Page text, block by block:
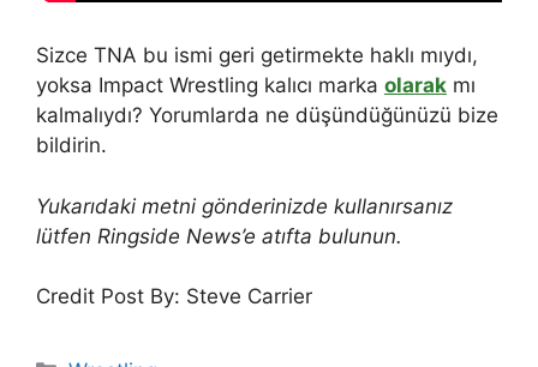
Sizce TNA bu ismi geri getirmekte haklı mıydı,
yoksa Impact Wrestling kalıcı marka olarak mı
kalmalıydı? Yorumlarda ne düşündüğünüzü bize
bildirin.
Yukarıdaki metni gönderinizde kullanırsanız
lütfen Ringside News’e atıfta bulunun.
Credit Post By: Steve Carrier